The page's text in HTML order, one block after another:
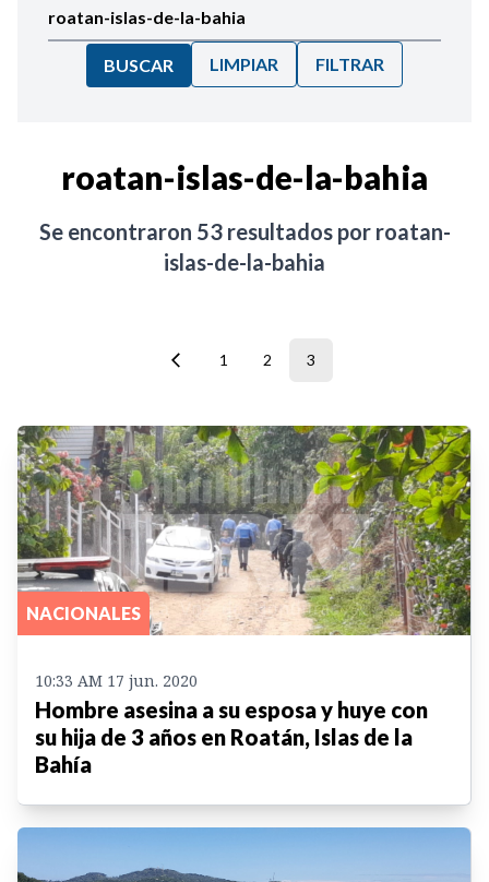
BUSCAR LIMPIAR FILTRAR
roatan-islas-de-la-bahia
Se encontraron 53resultados por roatan-
islas-de-la-bahia
1 2 3
NACIONALES
10:33 AM 17 jun. 2020
Hombre asesina a su esposa y huye con
su hija de 3 años en Roatán, Islas de la
Bahía